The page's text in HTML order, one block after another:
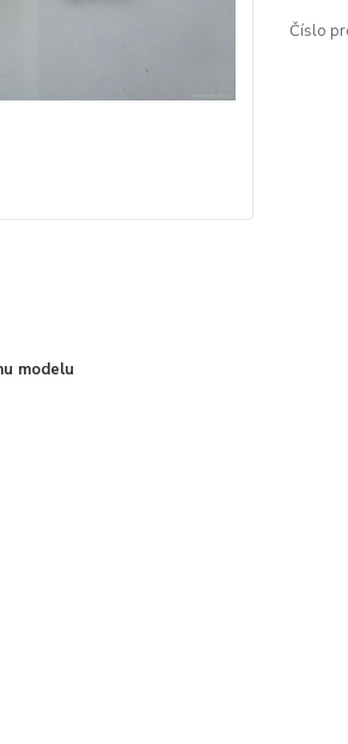
Číslo
modelu